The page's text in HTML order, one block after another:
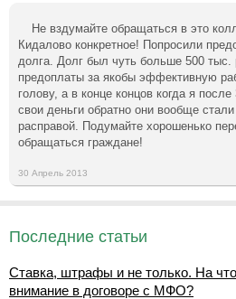
Не вздумайте обращаться в это
Кидалово конкретное! Попросили
долга. Долг был чуть больше 500 тыс.
предоплаты за якобы эффективную
голову, а в конце концов когда я
свои деньги обратно они вообще
расправой. Подумайте хорошенько
обращаться граждане!
30 Апрель 2013
Последние статьи
Ставка, штрафы и не только. На
внимание в договоре с МФО?